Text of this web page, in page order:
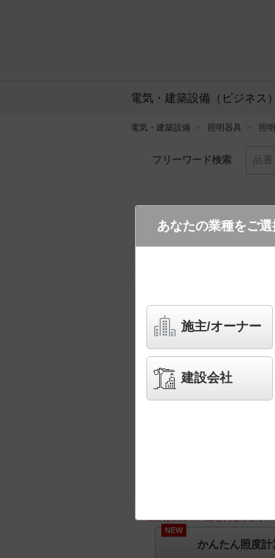
電気・建築設備（ビジネス）
電気・建築設備 照明器具 照
フリーワード検索 品
XYG1001R LE9
※画像は実際の商品と異なります
NEW
かんたん照度計
あなたの業種をご選
施主/オーナー
建設会社